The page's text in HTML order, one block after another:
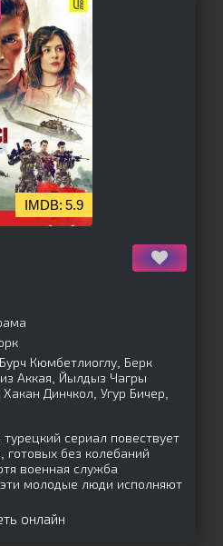
5.9
Кюмбетлиоглу, Берк
Аккая, Йылдыз Чагры
Динчкол, Угур Бичер,
сериал повествует
готовых без колебаний
военная служба
молодые люди исполняют
онлайн